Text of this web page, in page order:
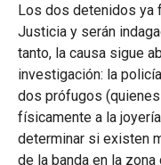
Los dos detenidos ya
Justicia y serán
tanto, la causa sigue
investigación: la
dos prófugos
físicamente a la
determinar si existen
de la banda en la zona